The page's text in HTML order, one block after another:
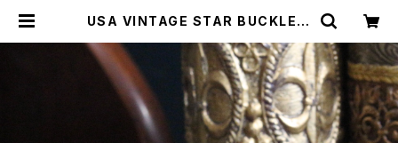
USA VINTAGE STAR BUCKLE B
古着スターバックルハラコメタルベル
ト | Titti Vintage